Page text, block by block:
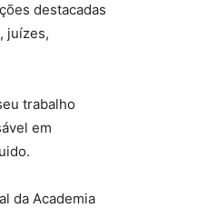
destacadas
juízes,
trabalho
em
da Academia